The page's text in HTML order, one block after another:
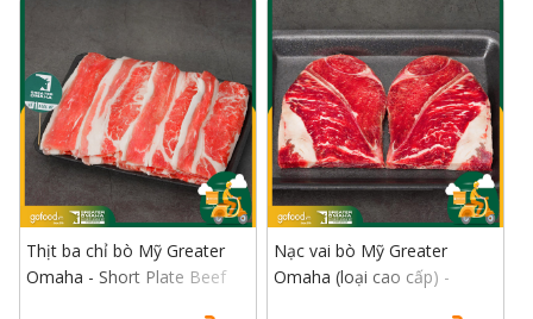
Rib Eye bò Mỹ Greater Omaha chuyên dùng cho món
Steak hảo hạng
Thịt ba chỉ bò Mỹ Greater
Omaha - Short Plate Beef
Nạc vai bò Mỹ Greater
Omaha (loại cao cấp) -